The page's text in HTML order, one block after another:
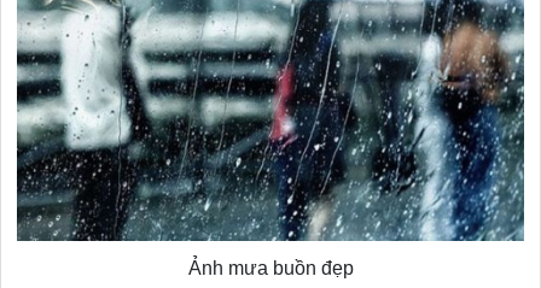
Ảnh mưa buồn đẹp